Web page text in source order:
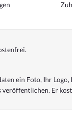
ein Foto, Ihr
veröffentlichen. Er